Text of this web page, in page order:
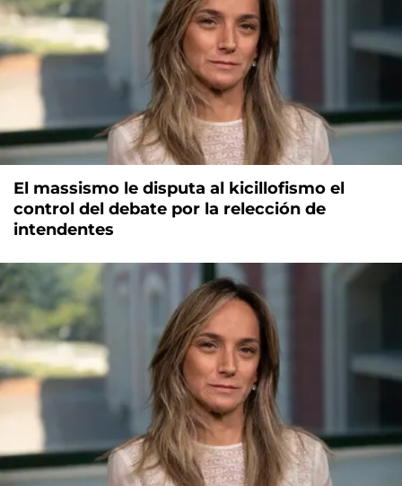
El massismo le disputa al kicillofismo el
control del debate por la relección de
intendentes